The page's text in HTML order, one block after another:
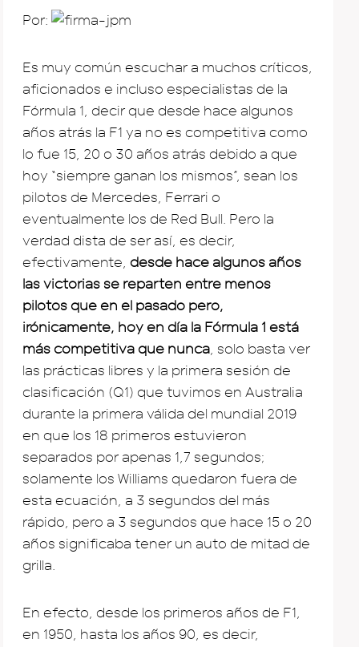
Por:
Es muy común escuchar a muchos críticos,
aficionados e incluso especialistas de la
Fórmula 1, decir que desde hace algunos
años atrás la F1 ya no es competitiva como
lo fue 15, 20 o 30 años atrás debido a que
hoy “siempre ganan los mismos”, sean los
pilotos de Mercedes, Ferrari o
eventualmente los de Red Bull. Pero la
verdad dista de ser así, es decir,
efectivamente, desde hace algunos años
las victorias se reparten entre menos
pilotos que en el pasado pero,
irónicamente, hoy en día la Fórmula 1 está
más competitiva que nunca , solo basta ver
las prácticas libres y la primera sesión de
clasificación (Q1) que tuvimos en Australia
durante la primera válida del mundial 2019
en que los 18 primeros estuvieron
separados por apenas 1,7 segundos;
solamente los Williams quedaron fuera de
esta ecuación, a 3 segundos del más
rápido, pero a 3 segundos que hace 15 o 20
años significaba tener un auto de mitad de
grilla.
En efecto, desde los primeros años de F1,
en 1950, hasta los años 90, es decir,